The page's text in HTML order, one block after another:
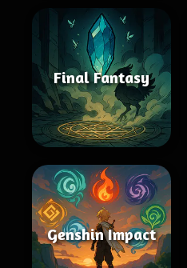
Final Fantasy
Genshin Impact